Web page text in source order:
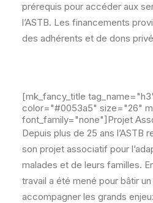
prérequis pour accéder aux
l’ASTB. Les financements
des adhérents et de dons
[mk_fancy_title
color="#0053a5" size="26"
font_family="none"]Projet
Depuis plus de 25 ans l’ASTB
son projet associatif pour
malades et de leurs familles.
travail a été mené pour bâtir
accompagner les grands